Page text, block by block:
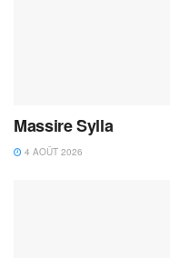
Massire Sylla
4 AOÛT 2026